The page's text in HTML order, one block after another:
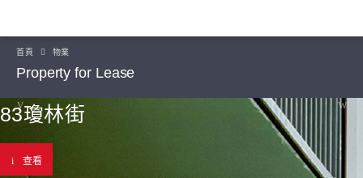
首頁 物業
Property for Lease
83瓊林街
查看